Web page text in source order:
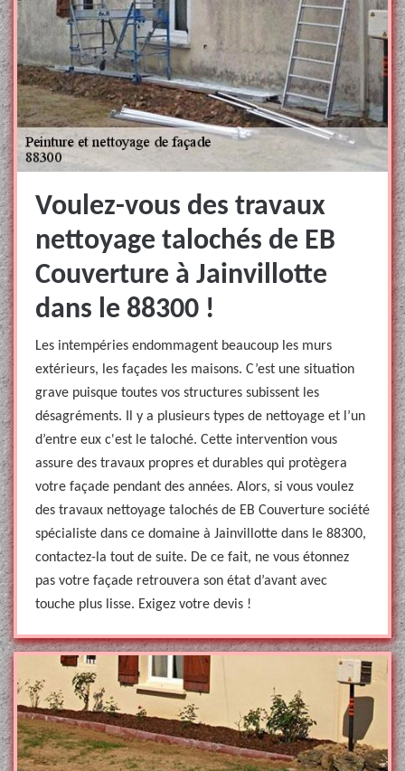
Voulez-vous des travaux
nettoyage talochés de EB
Couverture à Jainvillotte
dans le 88300 !
Les intempéries endommagent beaucoup les murs
extérieurs, les façades les maisons. C’est une situation
grave puisque toutes vos structures subissent les
désagréments. Il y a plusieurs types de nettoyage et l’un
d’entre eux c'est le taloché. Cette intervention vous
assure des travaux propres et durables qui protègera
votre façade pendant des années. Alors, si vous voulez
des travaux nettoyage talochés de EB Couverture société
spécialiste dans ce domaine à Jainvillotte dans le 88300,
contactez-la tout de suite. De ce fait, ne vous étonnez
pas votre façade retrouvera son état d’avant avec
touche plus lisse. Exigez votre devis !